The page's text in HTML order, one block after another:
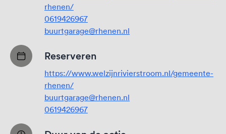
rhenen/
0619426967
buurtgarage@rhenen.nl
Reserveren
https://www.welzijnrivierstroom.nl/gemeente-
rhenen/
buurtgarage@rhenen.nl
0619426967